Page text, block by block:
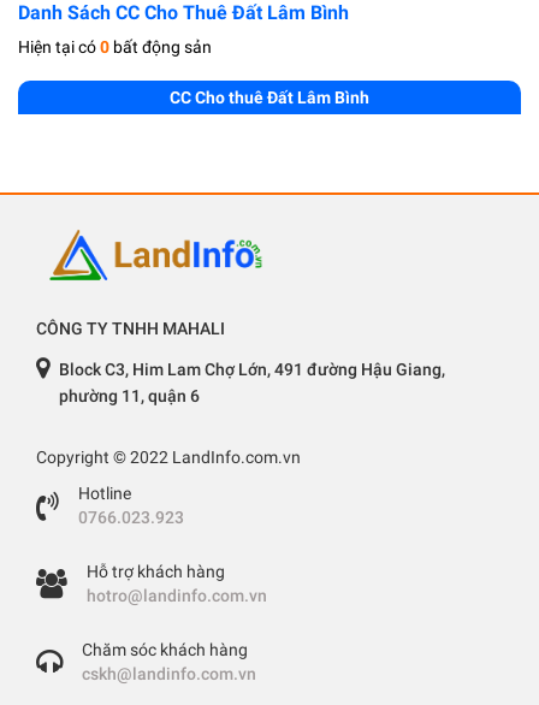
Danh Sách CC Cho Thuê Đất Lâm Bình
Hiện tại có0 bất động sản
CC Cho thuê Đất Lâm Bình
CÔNG TY TNHH MAHALI
Block C3, Him Lam Chợ Lớn, 491 đường Hậu Giang,
phường 11, quận 6
Copyright © 2022 LandInfo.com.vn
Hotline
0766.023.923
Hỗ trợ khách hàng
hotro@landinfo.com.vn
Chăm sóc khách hàng
cskh@landinfo.com.vn